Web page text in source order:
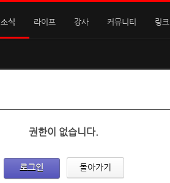
소식 라이프 강사 커뮤니티 링크
권한이 없습니다.
로그인 돌아가기